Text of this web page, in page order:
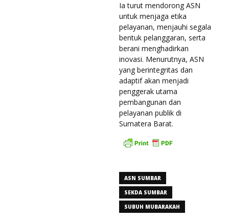
Ia turut mendorong ASN
untuk menjaga etika
pelayanan, menjauhi segala
bentuk pelanggaran, serta
berani menghadirkan
inovasi. Menurutnya, ASN
yang berintegritas dan
adaptif akan menjadi
penggerak utama
pembangunan dan
pelayanan publik di
Sumatera Barat.
ASN SUMBAR
SEKDA SUMBAR
SUBUH MUBARAKAH